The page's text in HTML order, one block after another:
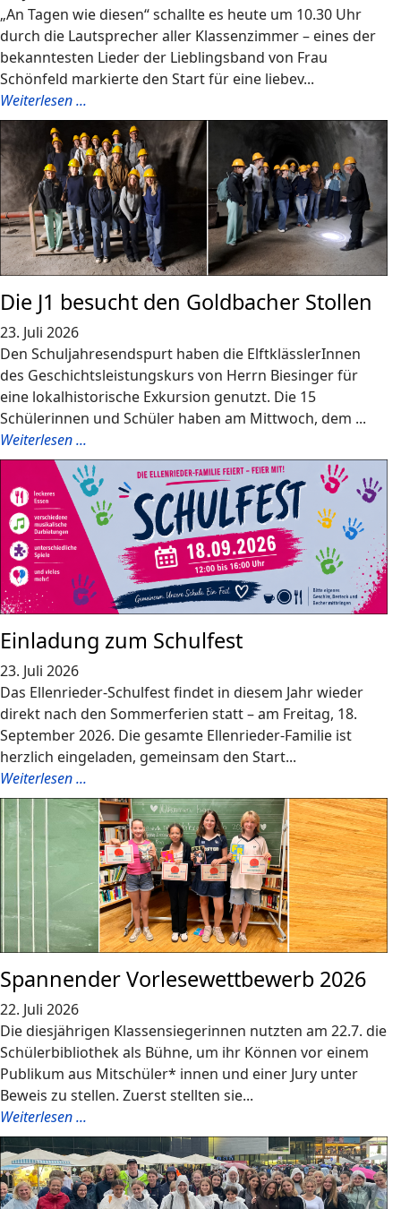
„An Tagen wie diesen“ schallte es heute um 10.30 Uhr
durch die Lautsprecher aller Klassenzimmer – eines der
bekanntesten Lieder der Lieblingsband von Frau
Schönfeld markierte den Start für eine liebev...
Weiterlesen ...
Die J1 besucht den Goldbacher Stollen
23. Juli 2026
Den Schuljahresendspurt haben die ElftklässlerInnen
des Geschichtsleistungskurs von Herrn Biesinger für
eine lokalhistorische Exkursion genutzt. Die 15
Schülerinnen und Schüler haben am Mittwoch, dem ...
Weiterlesen ...
Einladung zum Schulfest
23. Juli 2026
Das Ellenrieder-Schulfest findet in diesem Jahr wieder
direkt nach den Sommerferien statt – am Freitag, 18.
September 2026. Die gesamte Ellenrieder-Familie ist
herzlich eingeladen, gemeinsam den Start...
Weiterlesen ...
Spannender Vorlesewettbewerb 2026
22. Juli 2026
Die diesjährigen Klassensiegerinnen nutzten am 22.7. die
Schülerbibliothek als Bühne, um ihr Können vor einem
Publikum aus Mitschüler* innen und einer Jury unter
Beweis zu stellen. Zuerst stellten sie...
Weiterlesen ...